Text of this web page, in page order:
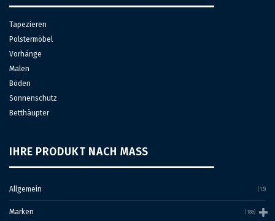
Produktseite
werden
Produktseite
Tapezieren
Polstermöbel
Vorhänge
Malen
Böden
Sonnenschutz
Betthäupter
IHRE PRODUKT NACH MASS
Allgemein (13)
Marken (186)